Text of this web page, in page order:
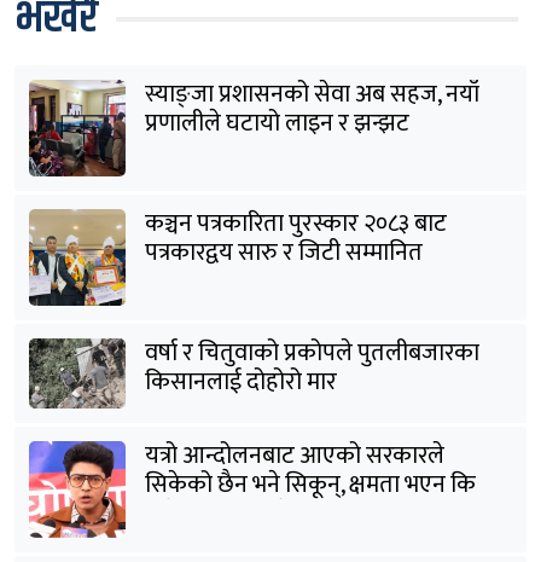
भर्खरै
स्याङ्जा प्रशासनको सेवा अब सहज, नयाँ
प्रणालीले घटायो लाइन र झन्झट
कञ्चन पत्रकारिता पुरस्कार २०८३ बाट
पत्रकारद्वय सारु र जिटी सम्मानित
वर्षा र चितुवाको प्रकोपले पुतलीबजारका
किसानलाई दोहोरो मार
यत्रो आन्दोलनबाट आएको सरकारले
सिकेको छैन भने सिकून्, क्षमता भएन कि
विवेक भएन कि के भएन ?: मिराज ढुंगाना